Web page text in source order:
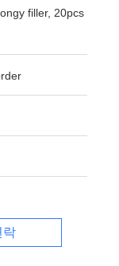
filler, 20pcs
락